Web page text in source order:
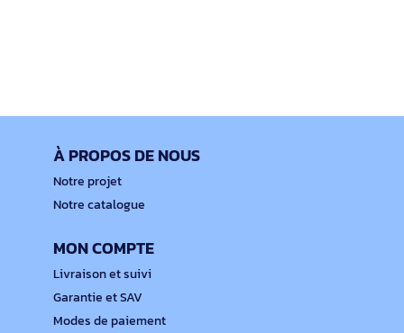
À PROPOS DE NOUS
Notre projet
Notre catalogue
MON COMPTE
Livraison et suivi
Garantie et SAV
Modes de paiement